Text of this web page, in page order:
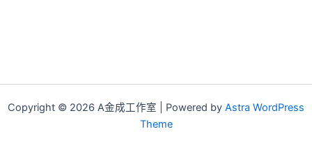
Copyright © 2026 A金成工作室 | Powered by Astra WordPress
Theme